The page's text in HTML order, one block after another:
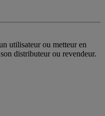
utilisateur ou metteur en
distributeur ou revendeur.